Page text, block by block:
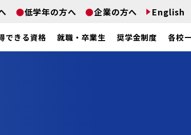
できる資格 就職・卒業生 奨学金制度 各校
低学年の方へ 企業の方へ English